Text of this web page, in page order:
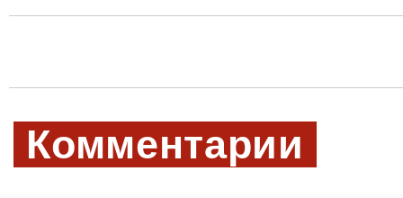
Комментарии